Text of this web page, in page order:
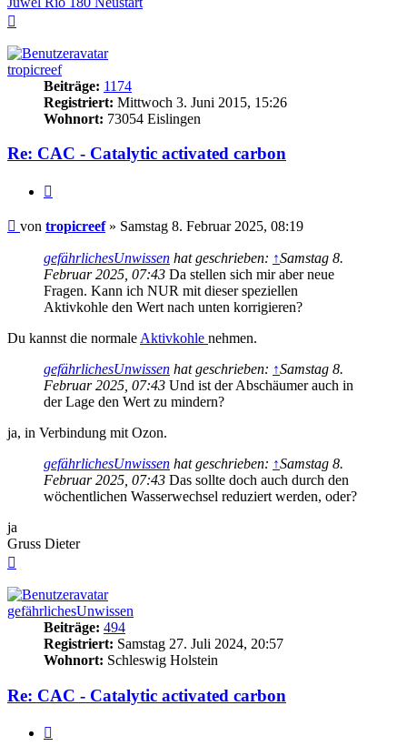
tropicreef
Beiträge: 1174
Registriert: Mittwoch 3. Juni 2015, 15:26
Wohnort: 73054 Eislingen
Re: CAC - Catalytic activated carbon
Beitrag
von tropicreef» Samstag 8. Februar 2025, 08:19
gefährlichesUnwissen hat geschrieben: ↑Samstag 8.
Februar 2025, 07:43 Da stellen sich mir aber neue
Fragen. Kann ich NUR mit dieser speziellen
Aktivkohle den Wert nach unten korrigieren?
Du kannst die normale Aktivkohle nehmen.
gefährlichesUnwissen hat geschrieben: ↑Samstag 8.
Februar 2025, 07:43 Und ist der Abschäumer auch in
der Lage den Wert zu mindern?
ja, in Verbindung mit Ozon.
gefährlichesUnwissen hat geschrieben: ↑Samstag 8.
Februar 2025, 07:43 Das sollte doch auch durch den
wöchentlichen Wasserwechsel reduziert werden, oder?
ja
Gruss Dieter
gefährlichesUnwissen
Beiträge: 494
Registriert: Samstag 27. Juli 2024, 20:57
Wohnort: Schleswig Holstein
Re: CAC - Catalytic activated carbon